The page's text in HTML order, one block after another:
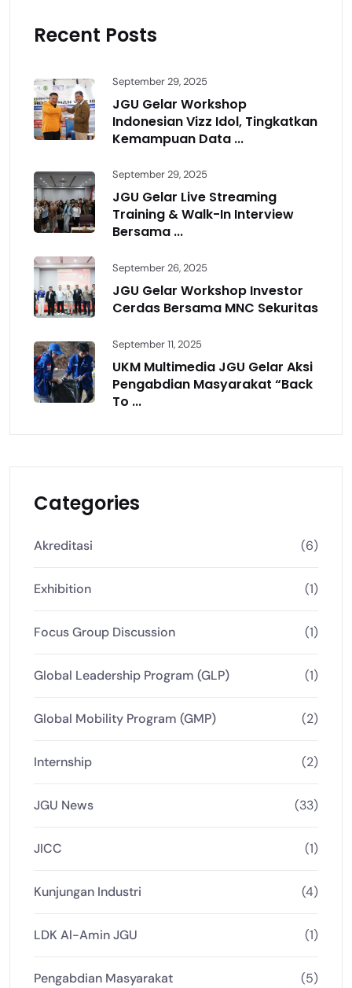
Recent Posts
September 29, 2025
JGU Gelar Workshop
Indonesian Vizz Idol, Tingkatkan
Kemampuan Data ...
September 29, 2025
JGU Gelar Live Streaming
Training & Walk-In Interview
Bersama ...
September 26, 2025
JGU Gelar Workshop Investor
Cerdas Bersama MNC Sekuritas
September 11, 2025
UKM Multimedia JGU Gelar Aksi
Pengabdian Masyarakat “Back
To ...
Categories
Akreditasi (6)
Exhibition (1)
Focus Group Discussion (1)
Global Leadership Program (GLP) (1)
Global Mobility Program (GMP) (2)
Internship (2)
JGU News (33)
JICC (1)
Kunjungan Industri (4)
LDK Al-Amin JGU (1)
Pengabdian Masyarakat (5)